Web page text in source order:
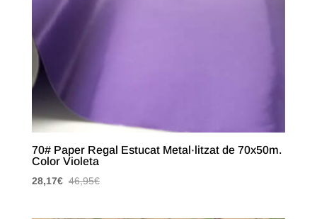
70# Paper Regal Estucat Metal·litzat de 70x50m.
Color Violeta
28,17€ 46,95€